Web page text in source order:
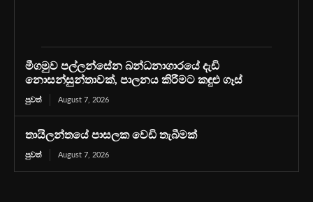
මීගමුව පල්ලන්සේන බන්ධනාගාරයේ දැඩි
නොසන්සුන්තාවක්, පාලනය කිරීමට කඳුළු ගෑස්
පුවත් August 7, 2026
තායිලන්තයේ පාසලක වෙඩි තැබීමක්
පුවත් August 7, 2026